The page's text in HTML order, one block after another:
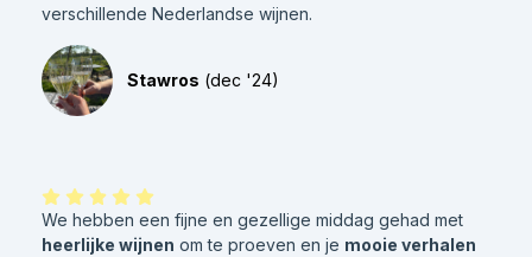
verschillende Nederlandse wijnen.
Stawros (dec '24)
We hebben een fijne en gezellige middag gehad met
heerlijke wijnen om te proeven en je mooie verhalen